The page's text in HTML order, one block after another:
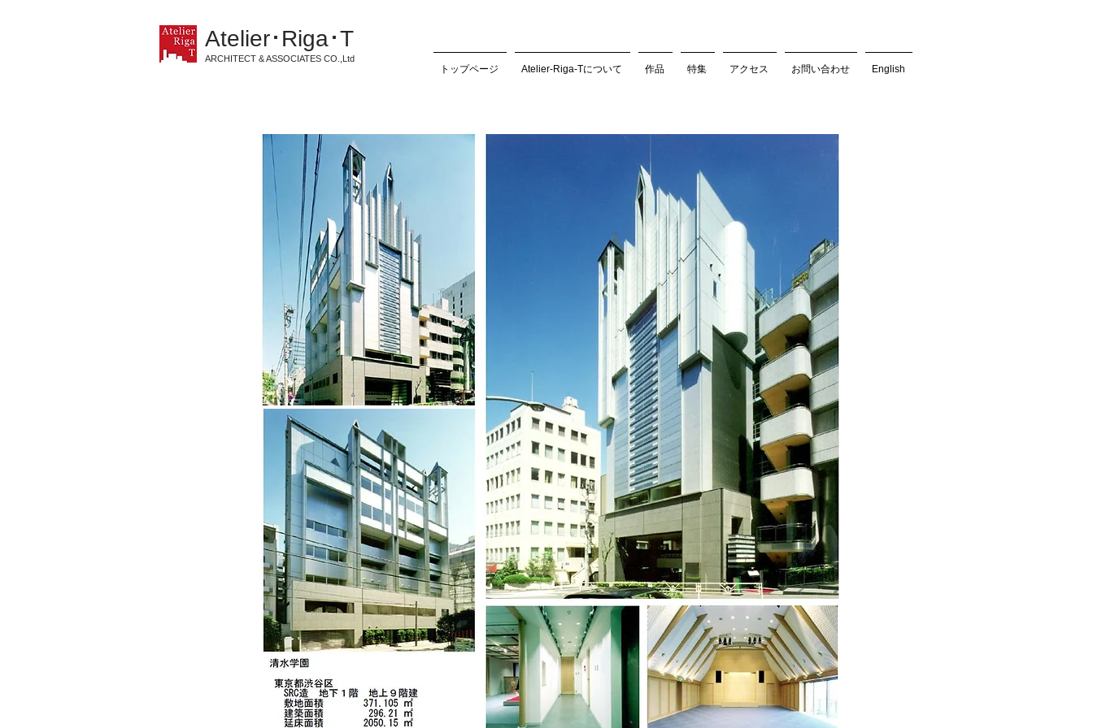
Atelier･Riga･T
ARCHITECT & ASSOCIATES CO.,Ltd
トップページ Atelier-Riga-Tについて 作品 特集 アクセス お問い合わせ English